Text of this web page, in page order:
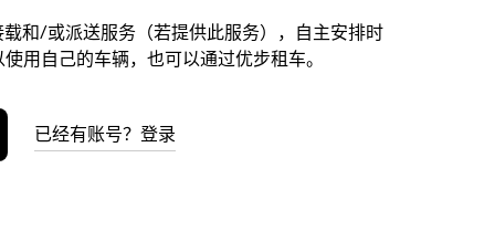
和/或派送服务（若提供此服务），自主安排时
用自己的车辆，也可以通过优步租车。
已经有账号？登录